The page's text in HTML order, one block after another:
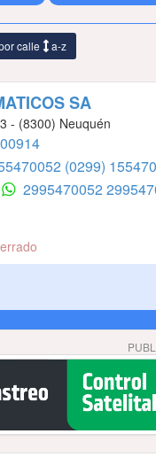
calle a-z
SA
- (8300) Neuquén
(0299)
2995470052